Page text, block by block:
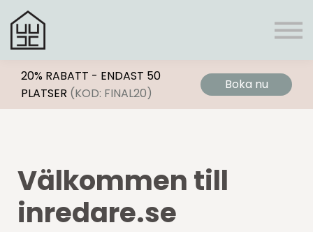
20% RABATT - ENDAST 50
PLATSER (KOD: FINAL20)
Boka nu
Välkommen till
inredare.se